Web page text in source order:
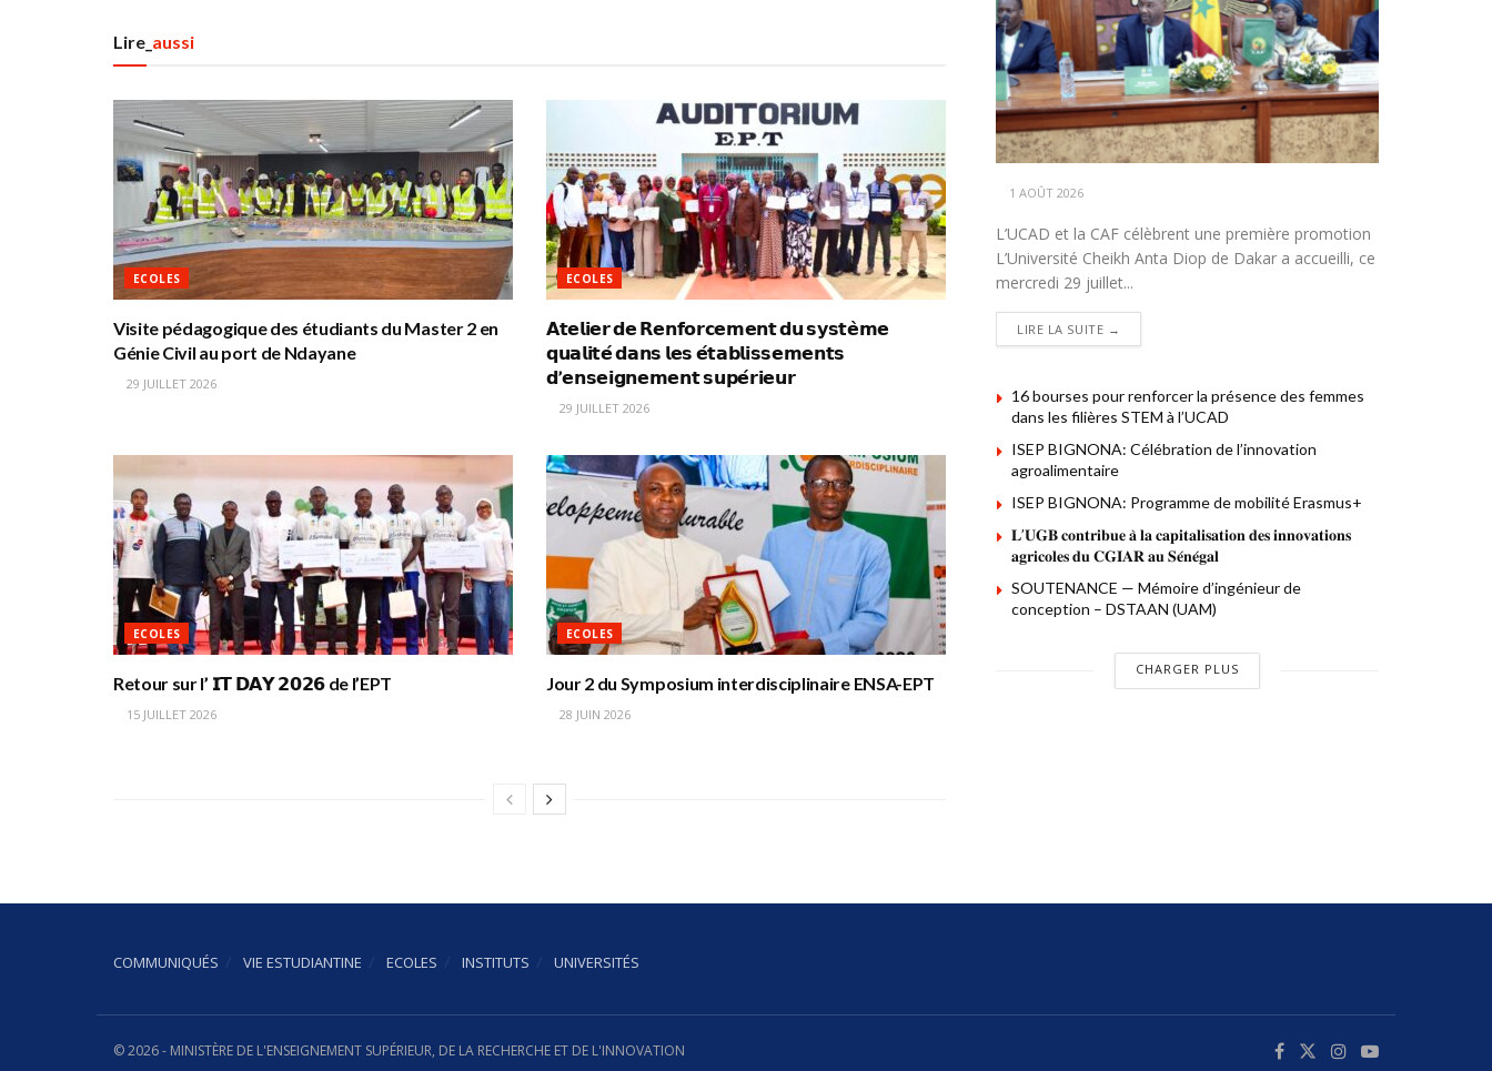
Lire_ aussi
ECOLES
Visite pédagogique des étudiants du Master 2 en
Génie Civil au port de Ndayane
29 JUILLET 2026
ECOLES
𝗔𝘁𝗲𝗹𝗶𝗲𝗿 𝗱𝗲 𝗥𝗲𝗻𝗳𝗼𝗿𝗰𝗲𝗺𝗲𝗻𝘁 𝗱𝘂 𝘀𝘆𝘀𝘁𝗲̀𝗺𝗲
𝗾𝘂𝗮𝗹𝗶𝘁𝗲́ 𝗱𝗮𝗻𝘀 𝗹𝗲𝘀 𝗲́𝘁𝗮𝗯𝗹𝗶𝘀𝘀𝗲𝗺𝗲𝗻𝘁𝘀
𝗱’𝗲𝗻𝘀𝗲𝗶𝗴𝗻𝗲𝗺𝗲𝗻𝘁 𝘀𝘂𝗽𝗲́𝗿𝗶𝗲𝘂𝗿
29 JUILLET 2026
ECOLES
Retour sur l’ 𝗜𝗧 𝗗𝗔𝗬 𝟮𝟬𝟮𝟲 de l’EPT
15 JUILLET 2026
ECOLES
Jour 2 du Symposium interdisciplinaire ENSA-EPT
28 JUIN 2026
1 AOÛT 2026
L’UCAD et la CAF célèbrent une première promotion
L’Université Cheikh Anta Diop de Dakar a accueilli, ce
mercredi 29 juillet...
LIRE LA SUITE →
16 bourses pour renforcer la présence des femmes
dans les filières STEM à l’UCAD
ISEP BIGNONA: Célébration de l’innovation
agroalimentaire
ISEP BIGNONA: Programme de mobilité Erasmus+
𝐋’𝐔𝐆𝐁 𝐜𝐨𝐧𝐭𝐫𝐢𝐛𝐮𝐞 𝐚̀ 𝐥𝐚 𝐜𝐚𝐩𝐢𝐭𝐚𝐥𝐢𝐬𝐚𝐭𝐢𝐨𝐧 𝐝𝐞𝐬 𝐢𝐧𝐧𝐨𝐯𝐚𝐭𝐢𝐨𝐧𝐬
𝐚𝐠𝐫𝐢𝐜𝐨𝐥𝐞𝐬 𝐝𝐮 𝐂𝐆𝐈𝐀𝐑 𝐚𝐮 𝐒𝐞́𝐧𝐞́𝐠𝐚𝐥
SOUTENANCE — Mémoire d’ingénieur de
conception – DSTAAN (UAM)
CHARGER PLUS
COMMUNIQUÉS VIE ESTUDIANTINE ECOLES INSTITUTS UNIVERSITÉS
© 2026 - MINISTÈRE DE L'ENSEIGNEMENT SUPÉRIEUR, DE LA RECHERCHE ET DE L'INNOVATION